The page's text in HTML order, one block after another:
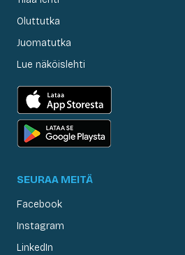
Oluttutka
Juomatutka
Lue näköislehti
SEURAA MEITÄ
Facebook
Instagram
LinkedIn